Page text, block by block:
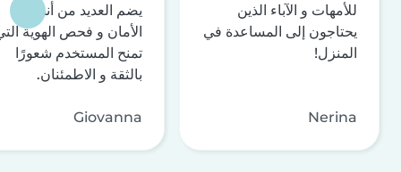
للأمهات و الآباء الذين
يحتاجون إلى المساعدة في
المنزل!
Nerina
يضم العديد من أنظمة
الأمان و فحص الهوية
تمنح المستخدم شعورًا
بالثقة و الاطمئنان.
Giovanna